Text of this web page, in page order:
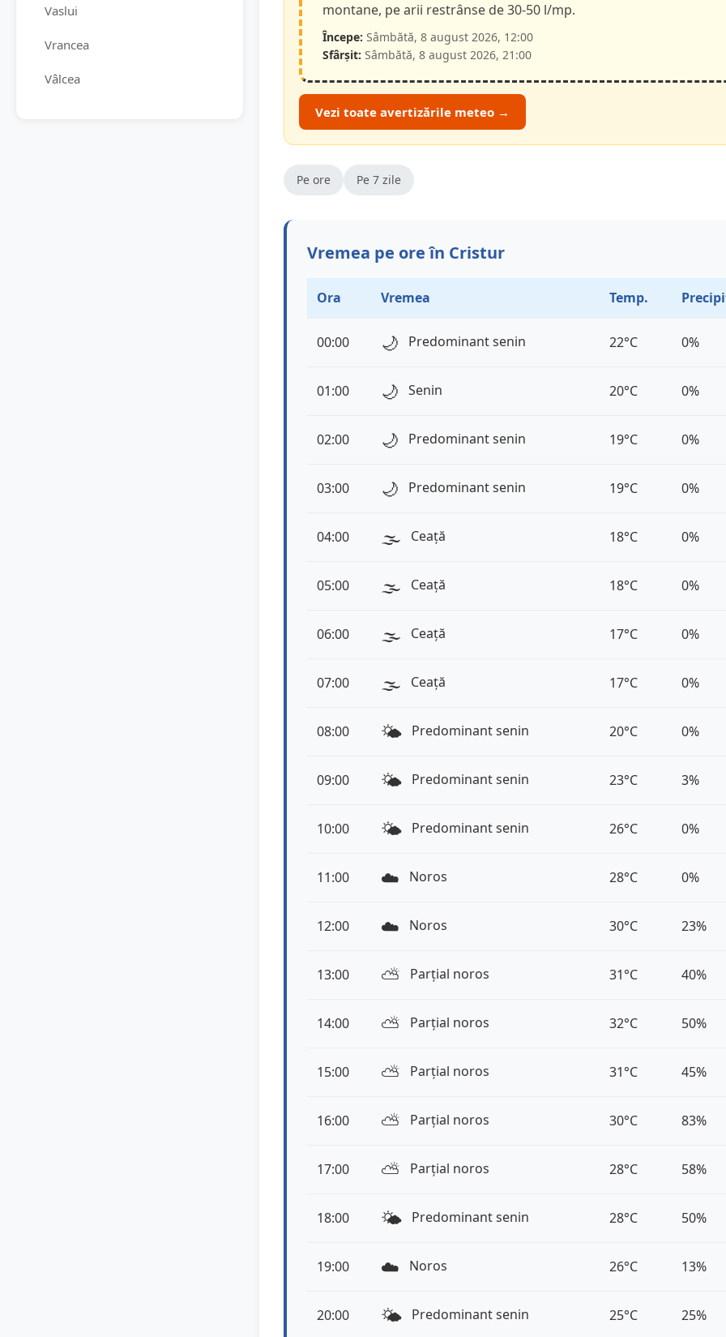
Vaslui
Vrancea
Vâlcea
montane, pe arii restrânse de 30-50 l/mp.
Începe: Sâmbătă, 8 august 2026, 12:00
Sfârșit: Sâmbătă, 8 august 2026, 21:00
Vezi toate avertizările meteo →
Pe ore Pe 7 zile
Vremea pe ore în Cristur
Ora Vremea Temp.
00:00 🌙 Predominant senin 22°C 0%
01:00 🌙 Senin 20°C 0%
02:00 🌙 Predominant senin 19°C 0%
03:00 🌙 Predominant senin 19°C 0%
04:00 🌫️ Ceață 18°C 0%
05:00 🌫️ Ceață 18°C 0%
06:00 🌫️ Ceață 17°C 0%
07:00 🌫️ Ceață 17°C 0%
08:00 🌤️ Predominant senin 20°C 0%
09:00 🌤️ Predominant senin 23°C 3%
10:00 🌤️ Predominant senin 26°C 0%
11:00 ☁️ Noros 28°C 0%
12:00 ☁️ Noros 30°C 23%
13:00 ⛅️ Parțial noros 31°C 40%
14:00 ⛅️ Parțial noros 32°C 50%
15:00 ⛅️ Parțial noros 31°C 45%
16:00 ⛅️ Parțial noros 30°C 83%
17:00 ⛅️ Parțial noros 28°C 58%
18:00 🌤️ Predominant senin 28°C 50%
19:00 ☁️ Noros 26°C 13%
20:00 🌤️ Predominant senin 25°C 25%